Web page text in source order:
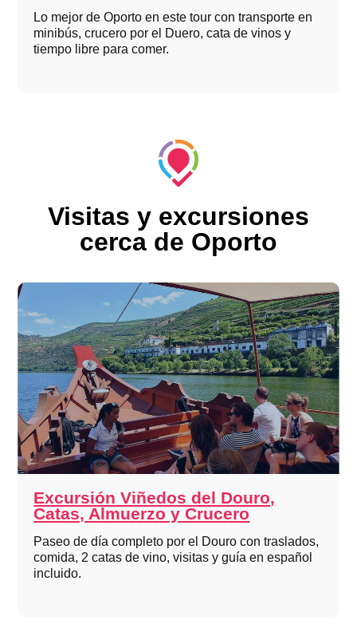
Lo mejor de Oporto en este tour con transporte en
minibús, crucero por el Duero, cata de vinos y
tiempo libre para comer.
Visitas y excursiones
cerca de Oporto
Excursión Viñedos del Douro,
Catas, Almuerzo y Crucero
Paseo de día completo por el Douro con traslados,
comida, 2 catas de vino, visitas y guía en español
incluido.